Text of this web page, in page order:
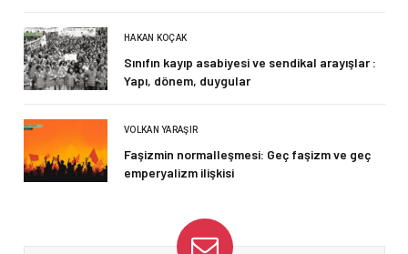
HAKAN KOÇAK
Sınıfın kayıp asabiyesi ve sendikal arayışlar :
Yapı, dönem, duygular
VOLKAN YARAŞIR
Faşizmin normalleşmesi: Geç faşizm ve geç
emperyalizm ilişkisi